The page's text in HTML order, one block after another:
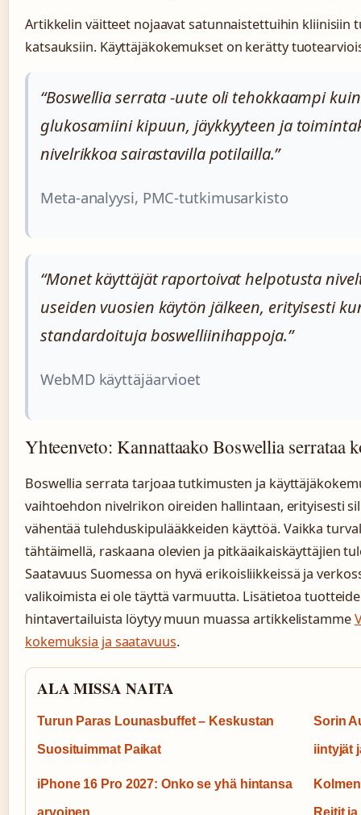
Artikkelin väitteet nojaavat satunnaistettuihin kliinisiin
katsauksiin. Käyttäjäkokemukset on kerätty
“Boswellia serrata -uute oli tehokkaampi
glukosamiini kipuun, jäykkyyteen ja
nivelrikkoa sairastavilla potilailla.”
Meta-analyysi, PMC-tutkimusarkisto
“Monet käyttäjät raportoivat helpotusta
useiden vuosien käytön jälkeen, erityisesti
standardoituja boswelliinihappoja.”
WebMD käyttäjäarvioet
Yhteenveto: Kannattaako Boswellia serrataa
Boswellia serrata tarjoaa tutkimusten ja
vaihtoehdon nivelrikon oireiden hallintaan, erityisesti
vähentää tulehduskipulääkkeiden käyttöä. Vaikka
tähtäimellä, raskaana olevien ja pitkäaikaiskäyttäjien
Saatavuus Suomessa on hyvä erikoisliikkeissä ja
valikoimista ei ole täyttä varmuutta. Lisätietoa
hintavertailuista löytyy muun muassa artikkelistamme
kokemuksia ja saatavuus.
ALA MISSA NAITA
Turun Paras Lounasbuffet – Keskustan
Suosituimmat Paikat
Sorin
iintyjät
iPhone 16 Pro 2027: Onko se yhä hintansa
arvoinen Reitit